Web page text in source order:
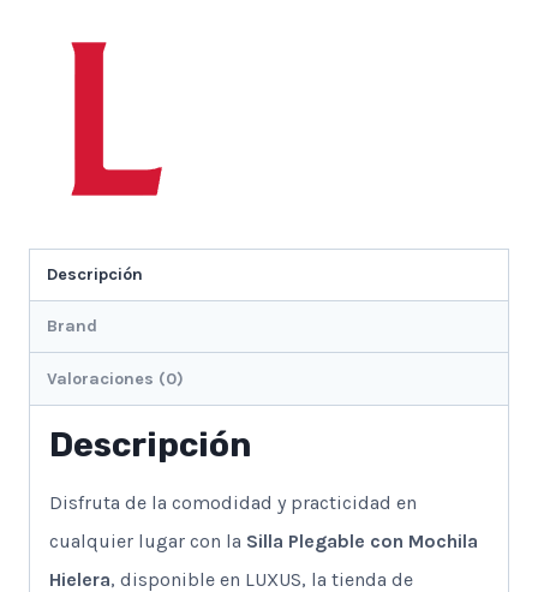
Descripción
Brand
Valoraciones (0)
Descripción
Disfruta de la comodidad y practicidad en
cualquier lugar con la Silla Plegable con Mochila
Hielera, disponible en LUXUS, la tienda de